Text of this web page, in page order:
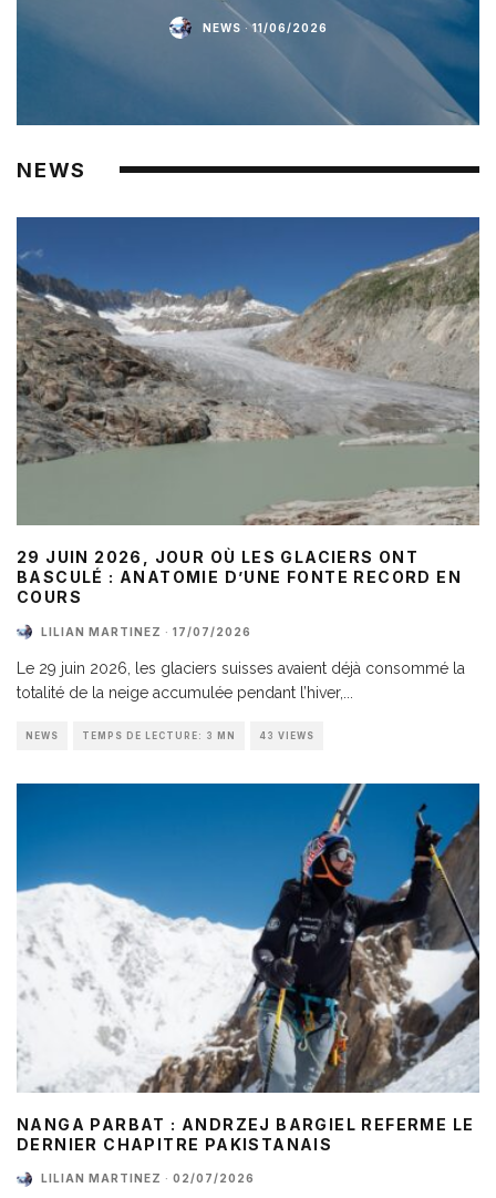
NEWS · 11/06/2026
NEWS
29 JUIN 2026, JOUR OÙ LES GLACIERS ONT
BASCULÉ : ANATOMIE D’UNE FONTE RECORD EN
COURS
LILIAN MARTINEZ · 17/07/2026
Le 29 juin 2026, les glaciers suisses avaient déjà consommé la
totalité de la neige accumulée pendant l’hiver,
NEWS TEMPS DE LECTURE: 3 MN 43 VIEWS
NANGA PARBAT : ANDRZEJ BARGIEL REFERME LE
DERNIER CHAPITRE PAKISTANAIS
LILIAN MARTINEZ · 02/07/2026